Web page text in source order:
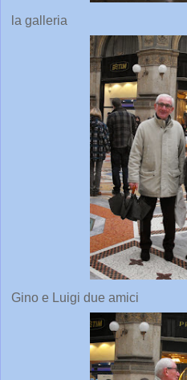
la galleria
Gino e Luigi due amici